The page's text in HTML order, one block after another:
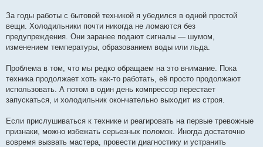
За годы работы с бытовой техникой я убедился в одной простой
вещи. Холодильники почти никогда не ломаются без
предупреждения. Они заранее подают сигналы — шумом,
изменением температуры, образованием воды или льда.
Проблема в том, что мы редко обращаем на это внимание. Пока
техника продолжает хоть как-то работать, её просто продолжают
использовать. А потом в один день компрессор перестает
запускаться, и холодильник окончательно выходит из строя.
Если прислушиваться к технике и реагировать на первые тревожные
признаки, можно избежать серьезных поломок. Иногда достаточно
вовремя вызвать мастера, провести диагностику и устранить